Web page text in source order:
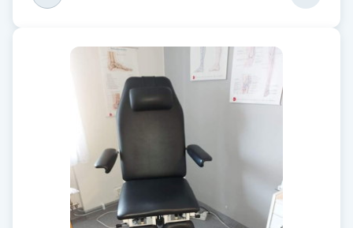
Fransborttagning
Fransfärgning